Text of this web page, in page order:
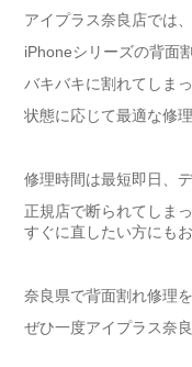
アイプラス奈良店では
iPhoneシリーズの背面
バキバキに割れてしま
状態に応じて最適な修
修理時間は最短即日、
正規店で断られてしまっ
すぐに直したい方にも
奈良県で背面割れ修理
ぜひ一度アイプラス奈